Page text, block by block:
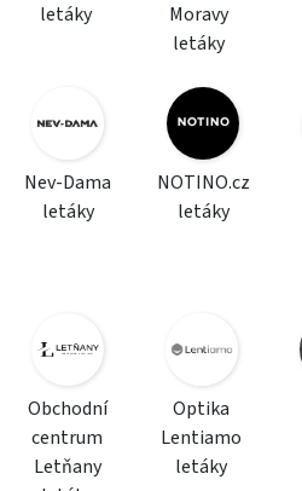
letáky
Moravy
letáky
Nev-Dama
letáky
NOTINO.cz
letáky
Obchodní
centrum
Letňany
Optika
Lentiamo
letáky